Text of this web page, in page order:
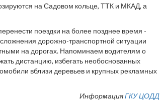
на Садовом кольце, ТТК и МКАД, а
поездки на более позднее время -
дорожно-транспортной ситуации
на дорогах. Напоминаем водителям о
дистанцию, избегать необоснованных
вблизи деревьев и крупных рекламных
ИнформацияГКУ ЦОДД